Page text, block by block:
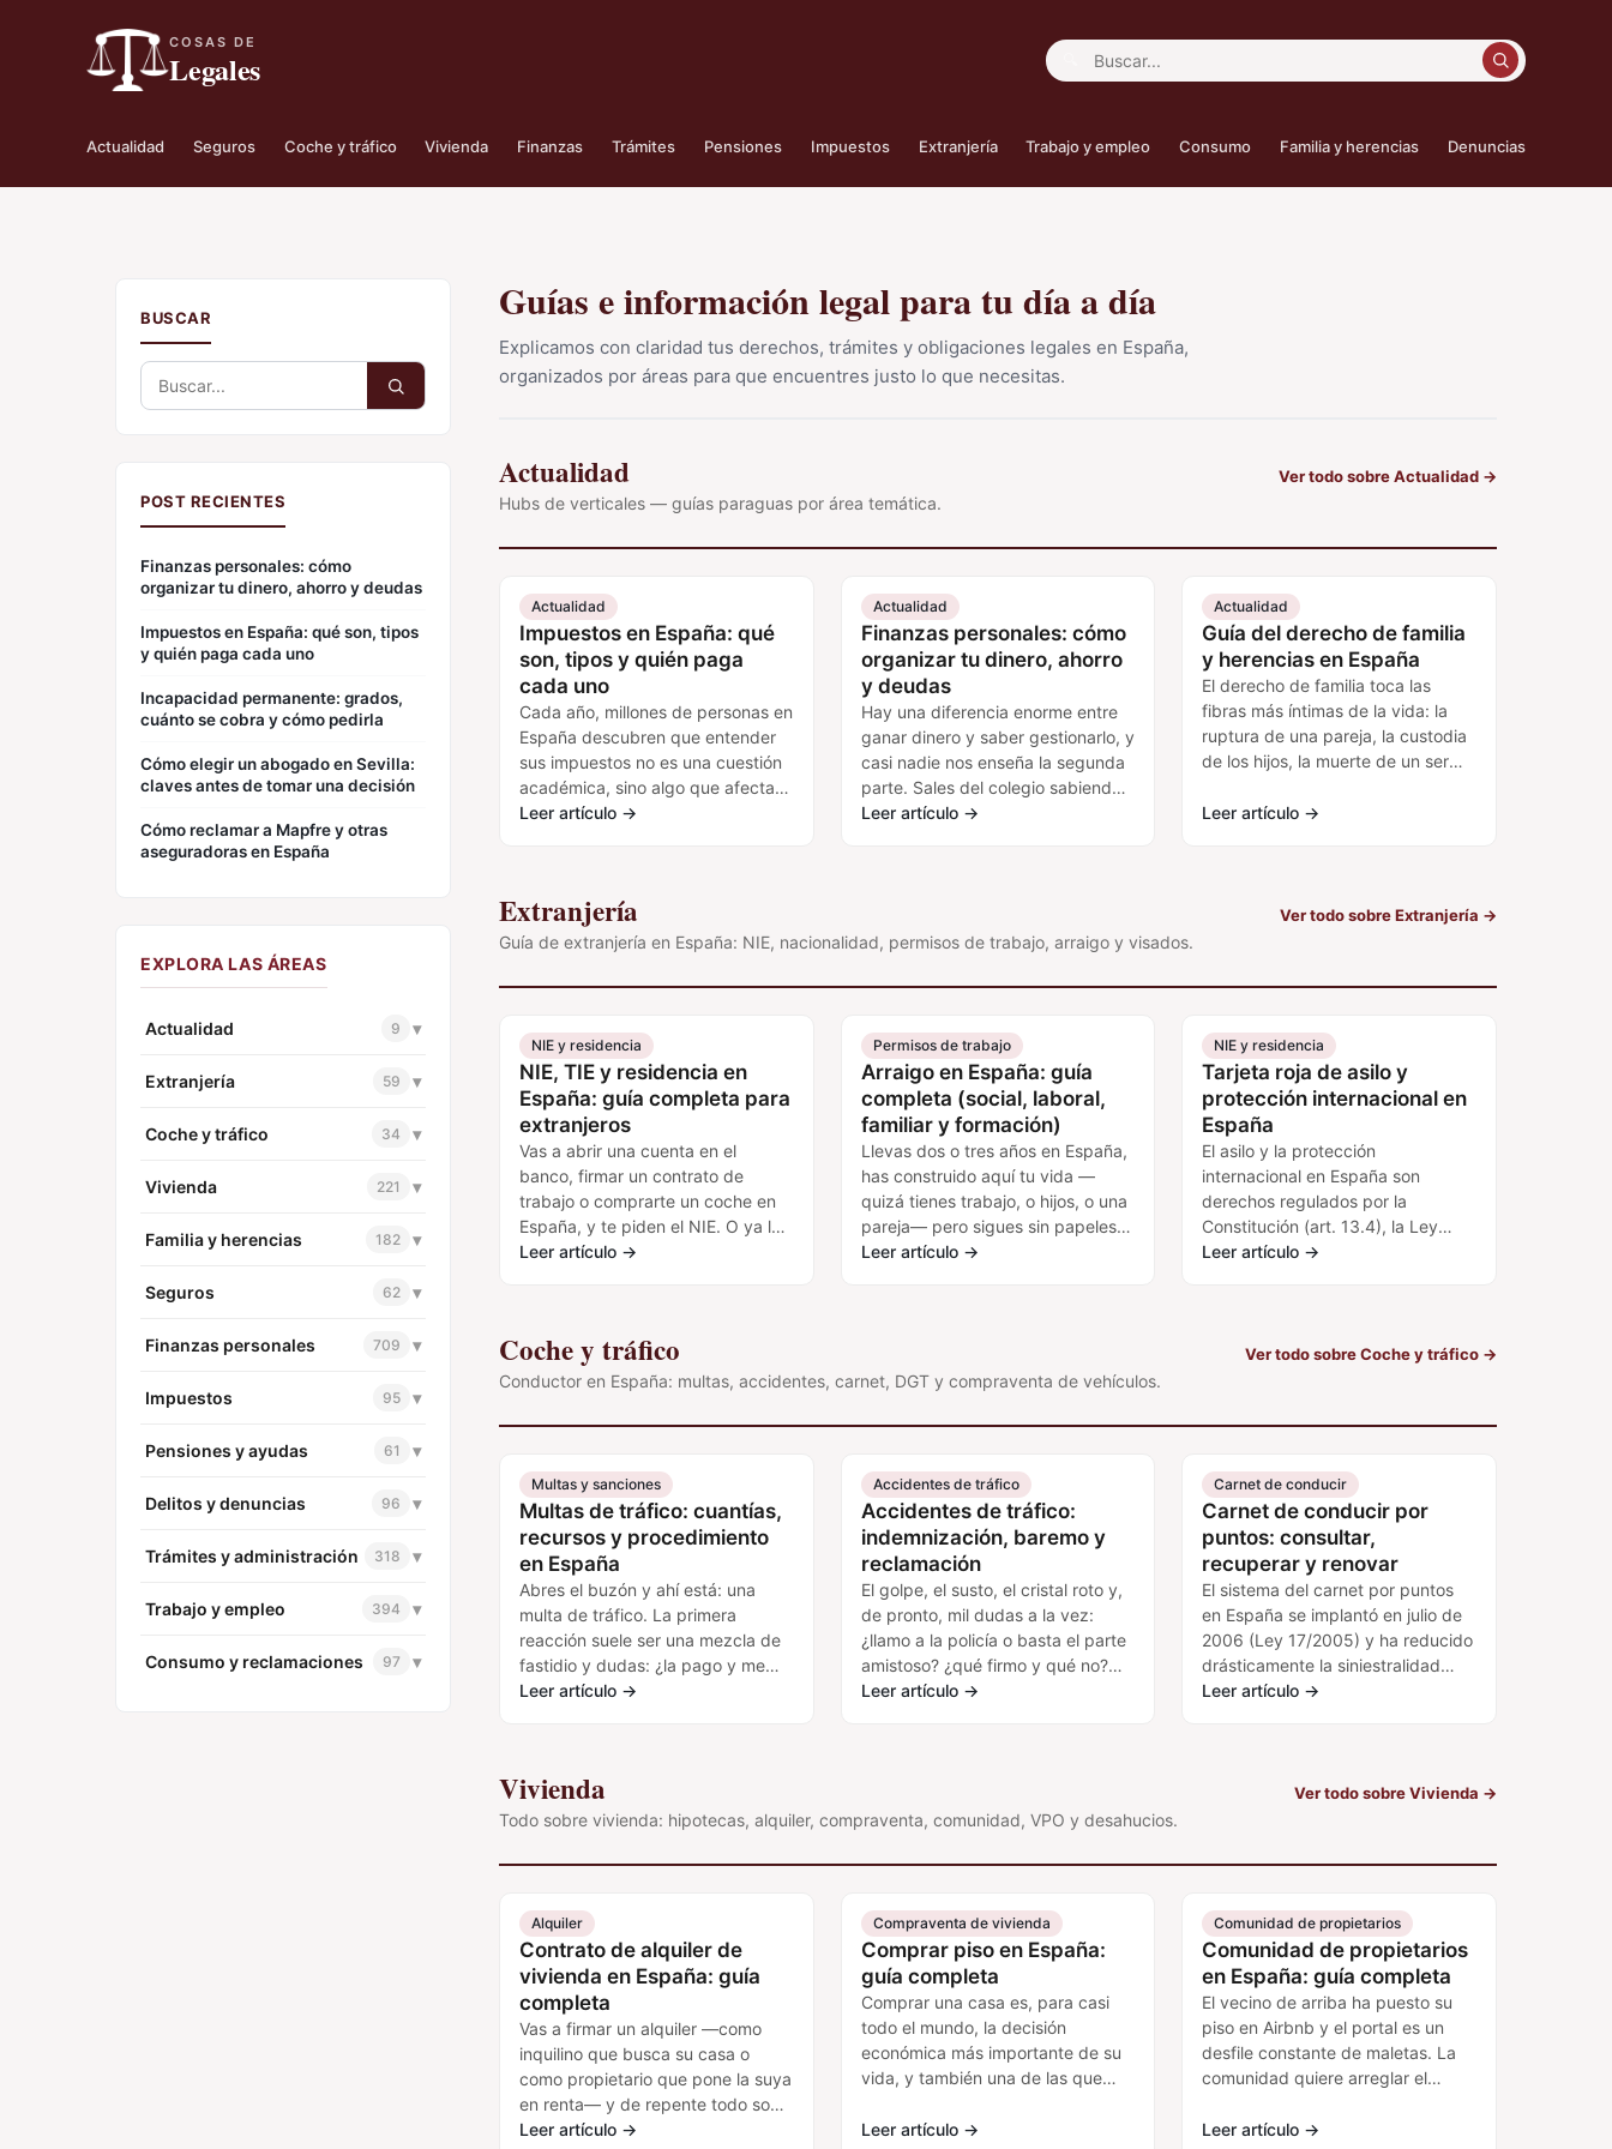
COSAS DE
Legales Buscar:
Actualidad Seguros Coche y tráfico Vivienda Finanzas Trámites Pensiones Impuestos Extranjería Trabajo y empleo Consumo Familia y herencias Denuncias
BUSCAR
Buscar:
POST RECIENTES
Finanzas personales: cómo
organizar tu dinero, ahorro y deudas
Impuestos en España: qué son, tipos
y quién paga cada uno
Incapacidad permanente: grados,
cuánto se cobra y cómo pedirla
Cómo elegir un abogado en Sevilla:
claves antes de tomar una decisión
Cómo reclamar a Mapfre y otras
aseguradoras en España
EXPLORA LAS ÁREAS
Actualidad 9 ▾
Extranjería 59 ▾
Coche y tráfico 34 ▾
Vivienda 221 ▾
Familia y herencias 182 ▾
Seguros 62 ▾
Finanzas personales 709 ▾
Impuestos 95 ▾
Pensiones y ayudas 61 ▾
Delitos y denuncias 96 ▾
Trámites y administración 318 ▾
Trabajo y empleo 394 ▾
Consumo y reclamaciones 97 ▾
Guías e información legal para tu día a día
Explicamos con claridad tus derechos, trámites y obligaciones legales en España,
organizados por áreas para que encuentres justo lo que necesitas.
Actualidad
Hubs de verticales — guías paraguas por área temática.
Ver todo sobre Actualidad →
Actualidad
Impuestos en España: qué
son, tipos y quién paga
cada uno
Cada año, millones de personas en
España descubren que entender
sus impuestos no es una cuestión
académica, sino algo que afecta
directamente a cuánto dinero les
Leer artículo →
Actualidad
Finanzas personales: cómo
organizar tu dinero, ahorro
y deudas
Hay una diferencia enorme entre
ganar dinero y saber gestionarlo, y
casi nadie nos enseña la segunda
parte. Sales del colegio sabiendo
resolver ecuaciones, pero nadie te
Leer artículo →
Actualidad
Guía del derecho de familia
y herencias en España
El derecho de familia toca las
fibras más íntimas de la vida: la
ruptura de una pareja, la custodia
de los hijos, la muerte de un ser
Leer artículo →
Extranjería
Guía de extranjería en España: NIE, nacionalidad, permisos de trabajo, arraigo y visados.
Ver todo sobre Extranjería →
NIE y residencia
NIE, TIE y residencia en
España: guía completa para
extranjeros
Vas a abrir una cuenta en el
banco, firmar un contrato de
trabajo o comprarte un coche en
España, y te piden el NIE. O ya lo
tienes, pero ahora…
Leer artículo →
Permisos de trabajo
Arraigo en España: guía
completa (social, laboral,
familiar y formación)
Llevas dos o tres años en España,
has construido aquí tu vida —
quizá tienes trabajo, o hijos, o una
pareja— pero sigues sin papeles,
y esa situación lo condiciona todo:
Leer artículo →
NIE y residencia
Tarjeta roja de asilo y
protección internacional en
España
El asilo y la protección
internacional en España son
derechos regulados por la
Constitución (art. 13.4), la Ley
12/2009 reguladora del derecho
Leer artículo →
Coche y tráfico
Conductor en España: multas, accidentes, carnet, DGT y compraventa de vehículos.
Ver todo sobre Coche y tráfico →
Multas y sanciones
Multas de tráfico: cuantías,
recursos y procedimiento
en España
Abres el buzón y ahí está: una
multa de tráfico. La primera
reacción suele ser una mezcla de
fastidio y dudas: ¿la pago y me
olvido? ¿puedo recurrirla? ¿me
Leer artículo →
Accidentes de tráfico
Accidentes de tráfico:
indemnización, baremo y
reclamación
El golpe, el susto, el cristal roto y,
de pronto, mil dudas a la vez:
¿llamo a la policía o basta el parte
amistoso? ¿qué firmo y qué no?
¿cuánto…
Leer artículo →
Carnet de conducir
Carnet de conducir por
puntos: consultar,
recuperar y renovar
El sistema del carnet por puntos
en España se implantó en julio de
2006 (Ley 17/2005) y ha reducido
drásticamente la siniestralidad
vial: los muertos en carretera han
Leer artículo →
Vivienda
Todo sobre vivienda: hipotecas, alquiler, compraventa, comunidad, VPO y desahucios.
Ver todo sobre Vivienda →
Alquiler
Contrato de alquiler de
vivienda en España: guía
completa
Vas a firmar un alquiler —como
inquilino que busca su casa o
como propietario que pone la suya
en renta— y de repente todo son
dudas: ¿cuánto dura el contrato…
Leer artículo →
Compraventa de vivienda
Comprar piso en España:
guía completa
Comprar una casa es, para casi
todo el mundo, la decisión
económica más importante de su
vida, y también una de las que
pequeña esconde.…
Leer artículo →
Comunidad de propietarios
Comunidad de propietarios
en España: guía completa
El vecino de arriba ha puesto su
piso en Airbnb y el portal es un
desfile constante de maletas. La
comunidad quiere arreglar el
Leer artículo →